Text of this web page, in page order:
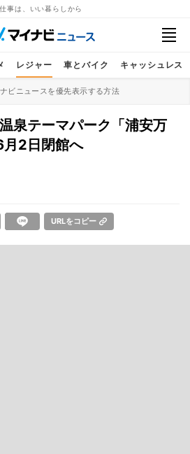
事は、いい暮らしから
レジャー 車とバイク キャッシュレス
ビニュースを優先表示する方法
泉テーマパーク「浦安万
2日閉館へ
URLをコピー